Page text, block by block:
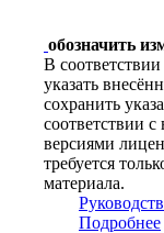
обозначить
В
указать
сохранить
соответствии
версиями
требуется
материала.
Подробнее